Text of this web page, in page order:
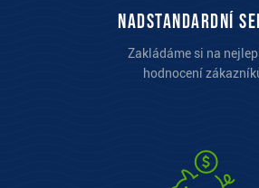
Nadstandardní
Zakládáme si na
hodnocení